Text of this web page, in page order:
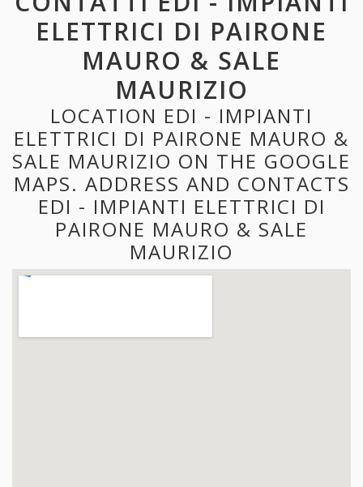
ELETTRICI DI PAIRONE
MAURO & SALE
MAURIZIO
LOCATION EDI - IMPIANTI
ELETTRICI DI PAIRONE MAURO &
SALE MAURIZIO ON THE GOOGLE
MAPS. ADDRESS AND CONTACTS
EDI - IMPIANTI ELETTRICI DI
PAIRONE MAURO & SALE
MAURIZIO